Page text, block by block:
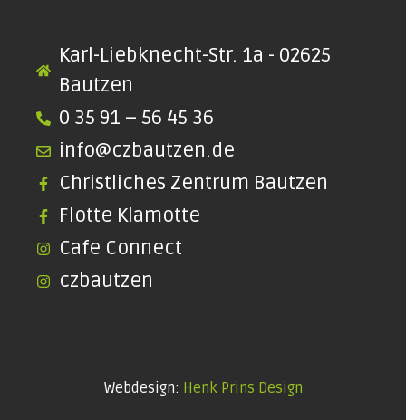
Karl-Liebknecht-Str. 1a - 02625
Bautzen
0 35 91 – 56 45 36
info@czbautzen.de
Christliches Zentrum Bautzen
Flotte Klamotte
Cafe Connect
czbautzen
Webdesign: Henk Prins Design